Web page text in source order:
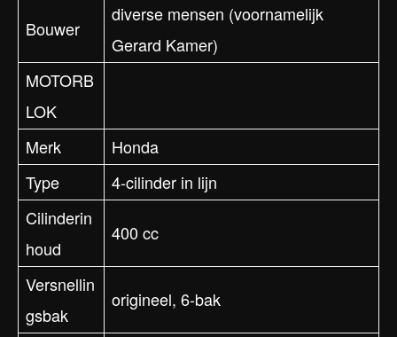
Bouwer
diverse mensen (voornamelijk
Gerard Kamer)
MOTORB
LOK
Merk
Honda
Type
4-cilinder in lijn
Cilinderin
houd
400 cc
Versnellin
gsbak
origineel, 6-bak